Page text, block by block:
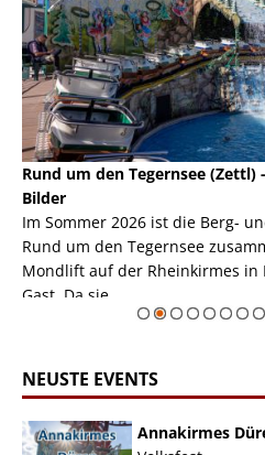
Rund um den Tegernsee (Zettl)
Bilder
Im Sommer 2026 ist die Berg-
Rund um den Tegernsee
Mondlift auf der Rheinkirmes in
Gast. Da sie ...
NEUSTE EVENTS
Annakirmes